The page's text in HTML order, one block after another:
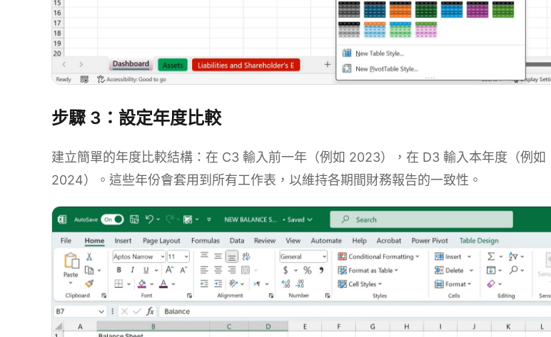
步驟 3：設定年度比較
建立簡單的年度比較結構：在 C3 輸入前一年（例如 2023），在 D3 輸入本年度（例如
2024）。這些年份會套用到所有工作表，以維持各期間財務報告的一致性。